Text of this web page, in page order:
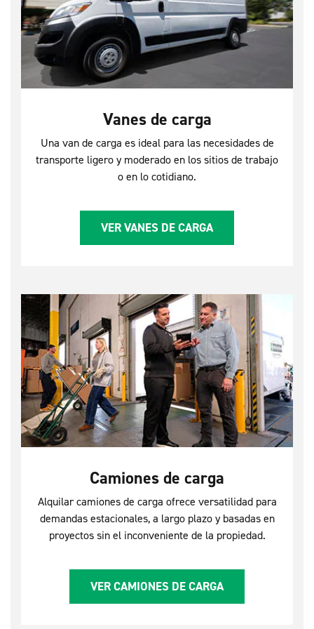
Vanes de carga
Una van de carga es ideal para las necesidades de
transporte ligero y moderado en los sitios de trabajo
o en lo cotidiano.
VER VANES DE CARGA
Camiones de carga
Alquilar camiones de carga ofrece versatilidad para
demandas estacionales, a largo plazo y basadas en
proyectos sin el inconveniente de la propiedad.
VER CAMIONES DE CARGA